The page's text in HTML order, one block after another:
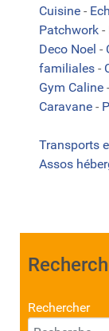
Cuisine -
Patchwork -
Deco Noel -
familiales -
Gym Caline -
Caravane -
Transports
Assos
Rechercher